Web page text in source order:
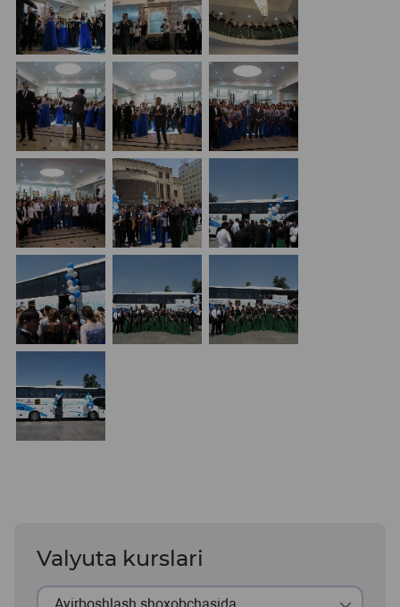
Valyuta kurslari